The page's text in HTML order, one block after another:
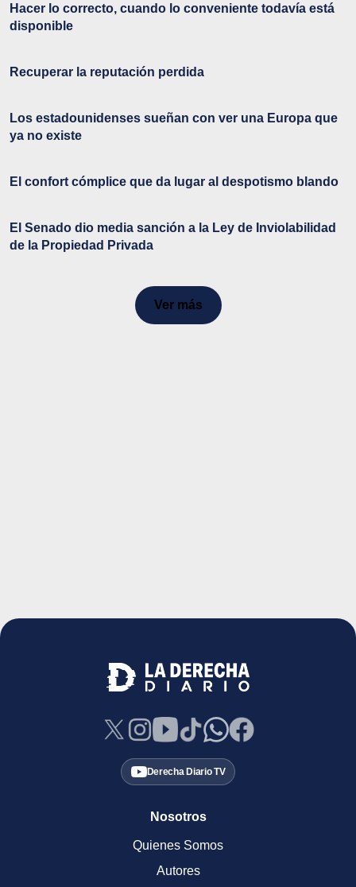
Hacer lo correcto, cuando lo conveniente todavía está
disponible
Recuperar la reputación perdida
Los estadounidenses sueñan con ver una Europa que
ya no existe
El confort cómplice que da lugar al despotismo blando
El Senado dio media sanción a la Ley de Inviolabilidad
de la Propiedad Privada
Ver más
Derecha Diario TV
Nosotros
Quienes Somos
Autores